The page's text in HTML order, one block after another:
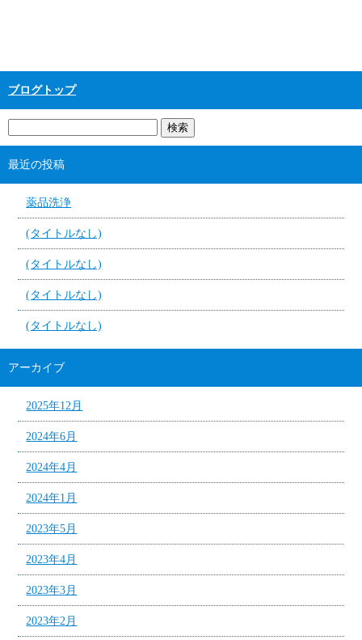
ブログトップ
最近の投稿
薬品洗浄
(タイトルなし)
(タイトルなし)
(タイトルなし)
(タイトルなし)
アーカイブ
2025年12月
2024年6月
2024年4月
2024年1月
2023年5月
2023年4月
2023年3月
2023年2月